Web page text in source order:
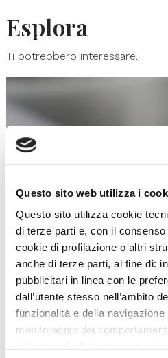
Questo sito web utilizza i
Questo sito utilizza cookie
di terze parti e, con il consenso
cookie di profilazione o altri
anche di terze parti, al fine di:
pubblicitari in linea con le
dall’utente stesso nell’ambito
funzionalità e della
monitoraggio dei
Esplora
Ti potrebbero interessare..
Events